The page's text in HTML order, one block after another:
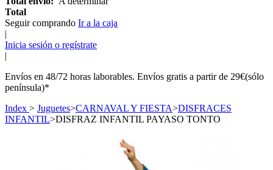
Total
Seguir comprando Ir a la caja
|
Inicia sesión o regístrate
|
Envíos en 48/72 horas laborables. Envíos gratis a partir de 29€(sólo
península)*
Index > Juguetes>CARNAVAL Y FIESTA>DISFRACES
INFANTIL>DISFRAZ INFANTIL PAYASO TONTO